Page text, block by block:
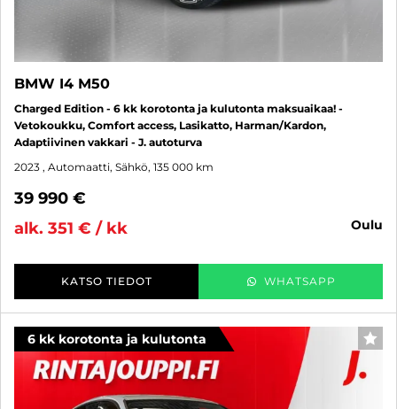
BMW I4 M50
Charged Edition - 6 kk korotonta ja kulutonta maksuaikaa! -
Vetokoukku, Comfort access, Lasikatto, Harman/Kardon,
Adaptiivinen vakkari - J. autoturva
2023 , Automaatti, Sähkö, 135 000 km
39 990 €
alk. 351 € / kk
oulu
KATSO TIEDOT WHATSAPP
6 kk korotonta ja kulutonta